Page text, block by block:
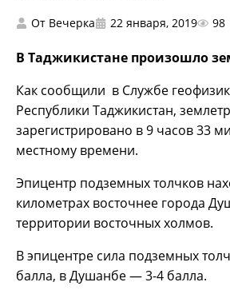
От Вечерка 22 января, 2019 98
В Таджикистане произошло
Как сообщили в Службе
Республики Таджикистан,
зарегистрировано в 9 часов 33
местному времени.
Эпицентр подземных толчков
километрах восточнее города
территории восточных холмов.
В эпицентре сила подземных
балла, в Душанбе — 3-4 балла.